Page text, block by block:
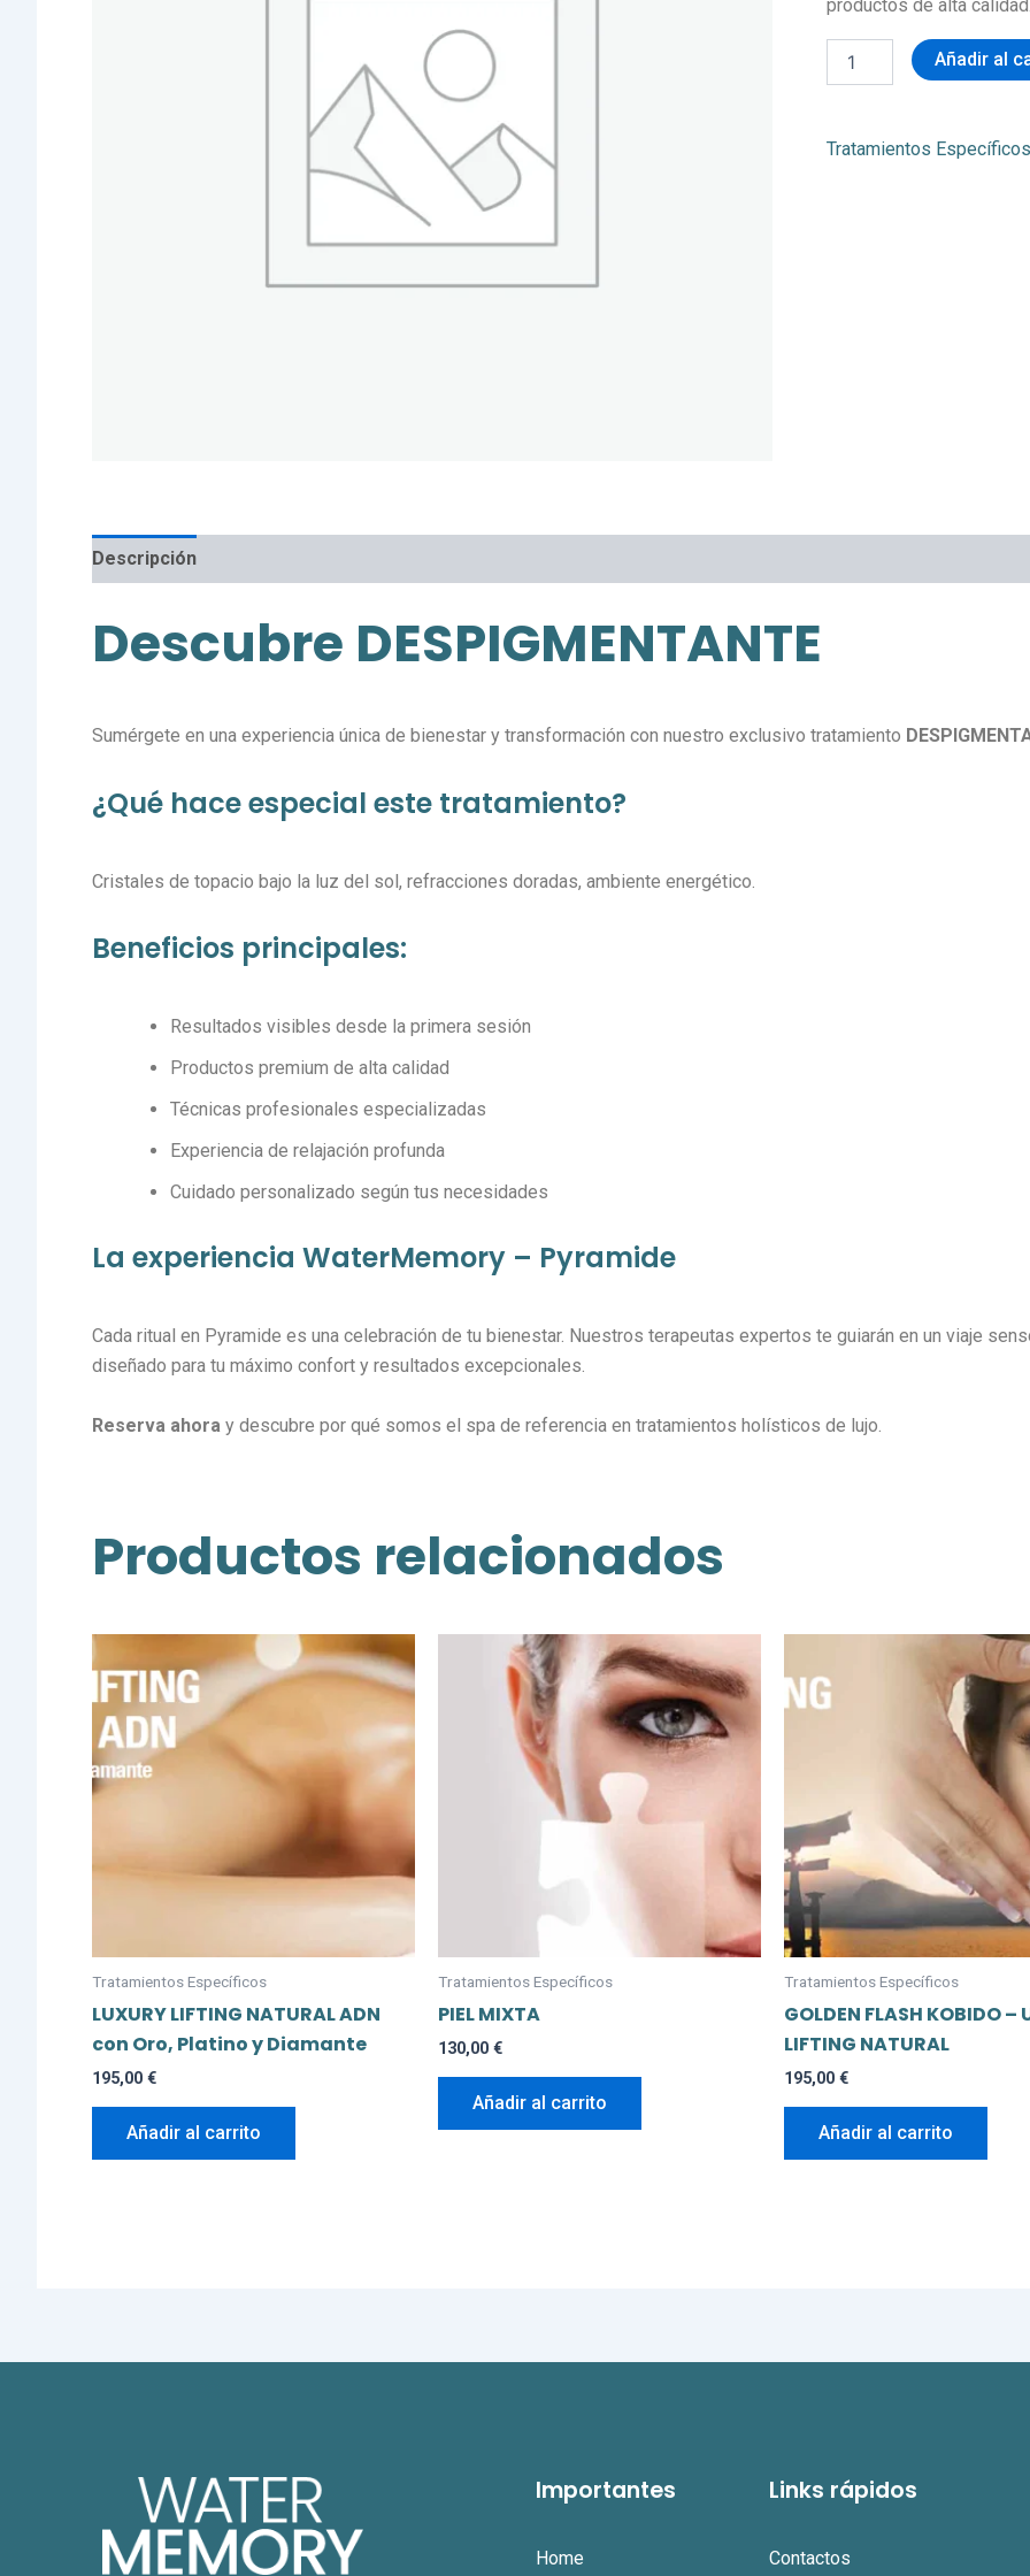
productos de alta calidad.
Añadir al
Tratamientos Específicos
Descripción
Descubre DESPIGMENTANTE
Sumérgete en una experiencia única de bienestar y transformación con nuestro exclusivo tratamiento
¿Qué hace especial este tratamiento?
Cristales de topacio bajo la luz del sol, refracciones doradas, ambiente energético.
Beneficios principales:
Resultados visibles desde la primera sesión
Productos premium de alta calidad
Técnicas profesionales especializadas
Experiencia de relajación profunda
Cuidado personalizado según tus necesidades
La experiencia WaterMemory – Pyramide
Cada ritual en Pyramide es una celebración de tu bienestar. Nuestros terapeutas expertos te guiarán en un viaje
diseñado para tu máximo confort y resultados excepcionales.
Reserva ahora y descubre por qué somos el spa de referencia en tratamientos holísticos de lujo.
Productos relacionados
Tratamientos Específicos
LUXURY LIFTING NATURAL ADN
con Oro, Platino y Diamante
195,00 €
Añadir al carrito
Tratamientos Específicos
PIEL MIXTA
130,00 €
Añadir al carrito
Tratamientos Específicos
GOLDEN FLASH KOBIDO –
LIFTING NATURAL
195,00 €
Añadir al carrito
Importantes
Home
Links rápidos
Contactos